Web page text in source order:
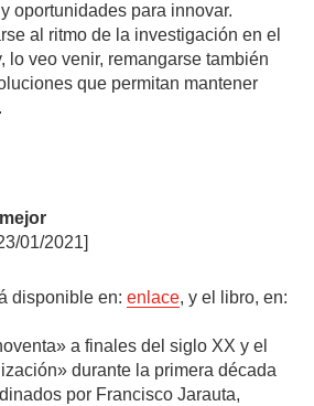
oportunidades para innovar.
al ritmo de la investigación en el
lo veo venir, remangarse también
que permitan mantener
01/2021]
disponible en:enlace, y el libro, en:
a finales del siglo XX y el
durante la primera década
por Francisco Jarauta,